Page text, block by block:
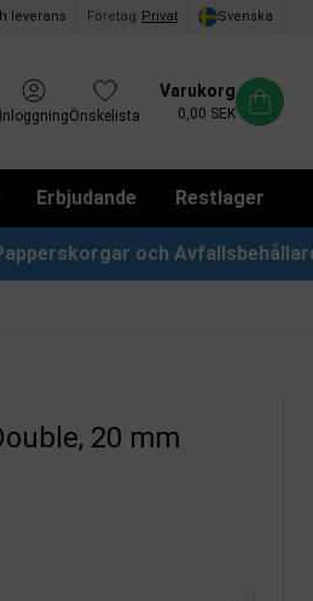
leverans Företag Privat Svenska
InloggningÖnskelista
Varukorg
0,00 SEK
Erbjudande Restlager
och
20 mm